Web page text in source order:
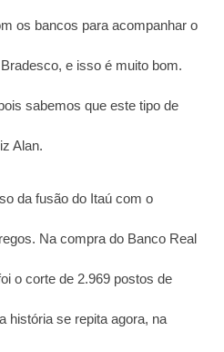
os bancos para acompanhar o
e isso é muito bom.
sabemos que este tipo de
Alan.
da fusão do Itaú com o
Na compra do Banco Real
o corte de 2.969 postos de
história se repita agora, na